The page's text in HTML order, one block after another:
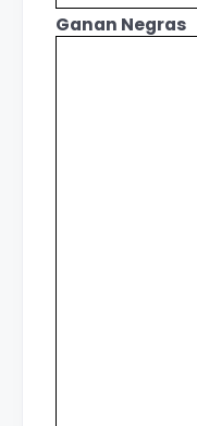
Ganan Negras